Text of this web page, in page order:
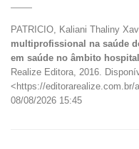
PATRICIO, Kaliani Thaliny
multiprofissional na saúde
em saúde no âmbito
Realize Editora, 2016.
<https://editorarealize.com.br/
08/08/2026 15:45